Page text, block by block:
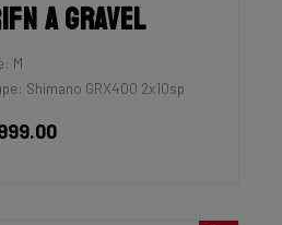
A Gravel
M
Shimano GRX400 2x10sp